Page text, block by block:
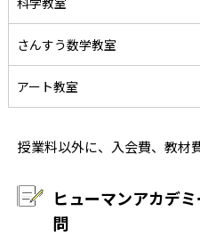
さんすう数学教室
アート教室
授業料以外に、入会費、教材
ヒューマンアカデ
問